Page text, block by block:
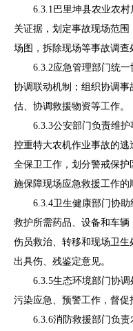
6.3.1 巴里坤县农业农
关证据，划定事故现场范围
场图，拆除现场等事故调查
6.3.2应急管理部门统一
协调联动机制；组织协调
估、 协调救援物资等工作。
6.3.3公安部门负责维护
控重特大农机作业事故的
全保卫工作，划分警戒保
施保障现场应急救援工作的
6.3.4卫生健康部门协
救护所需药品、设备和车辆
伤员救治、转移和现场卫
出具伤、残鉴定意见。
6.3.5生态环境部门协调
污染应急、预警工作，督促
6.3.6消防救援部门负责